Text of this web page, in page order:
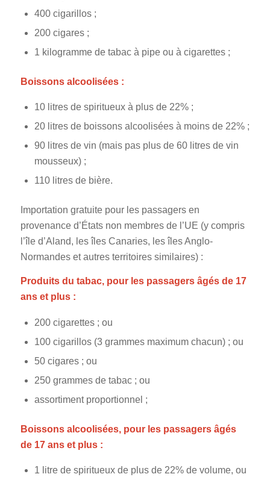
400 cigarillos ;
200 cigares ;
1 kilogramme de tabac à pipe ou à cigarettes ;
Boissons alcoolisées :
10 litres de spiritueux à plus de 22% ;
20 litres de boissons alcoolisées à moins de 22% ;
90 litres de vin (mais pas plus de 60 litres de vin
mousseux) ;
110 litres de bière.
Importation gratuite pour les passagers en
provenance d’États non membres de l’UE (y compris
l’île d’Aland, les îles Canaries, les îles Anglo-
Normandes et autres territoires similaires) :
Produits du tabac, pour les passagers âgés de 17
ans et plus :
200 cigarettes ; ou
100 cigarillos (3 grammes maximum chacun) ; ou
50 cigares ; ou
250 grammes de tabac ; ou
assortiment proportionnel ;
Boissons alcoolisées, pour les passagers âgés
de 17 ans et plus :
1 litre de spiritueux de plus de 22% de volume, ou